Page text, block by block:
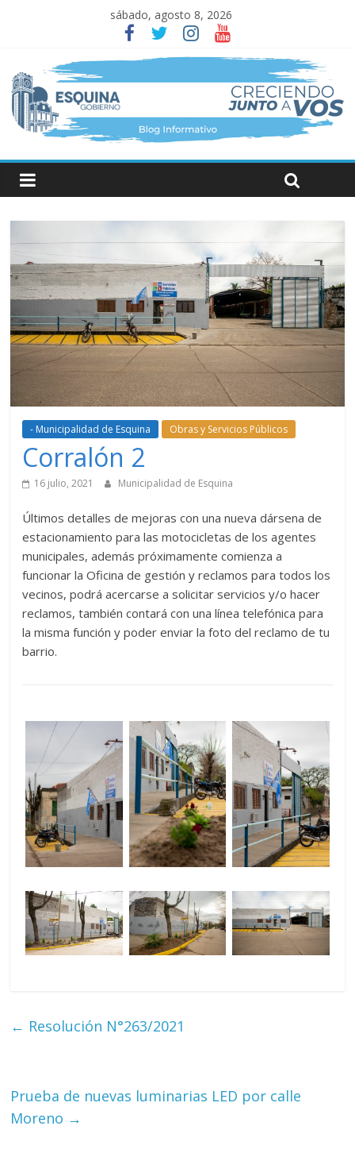
sábado, agosto 8, 2026
- Municipalidad de Esquina Obras y Servicios Públicos
Corralón 2
16 julio, 2021 Municipalidad de Esquina
Últimos detalles de mejoras con una nueva dársena de
estacionamiento para las motocicletas de los agentes
municipales, además próximamente comienza a
funcionar la Oficina de gestión y reclamos para todos los
vecinos, podrá acercarse a solicitar servicios y/o hacer
reclamos, también contará con una línea telefónica para
la misma función y poder enviar la foto del reclamo de tu
barrio.
← Resolución N°263/2021
Prueba de nuevas luminarias LED por calle
Moreno →